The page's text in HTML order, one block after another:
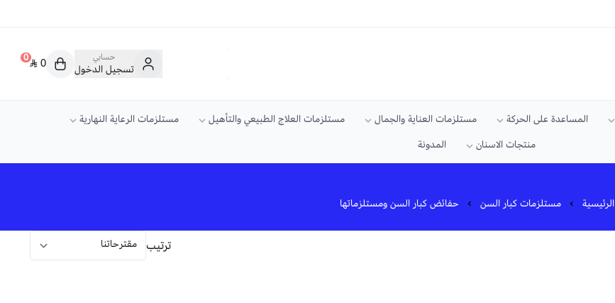
حسابي
تسجيل الدخول
0 0
المساعدة على الحركة مستلزمات العناية والجمال مستلزمات العلاج الطبيعي والتأهيل
مستلزمات الرعاية النهارية
منتجات الاسنان
المدونة
الرئيسية مستلزمات كبار السن حفائض كبار السن ومستلزماتها
ترتيب